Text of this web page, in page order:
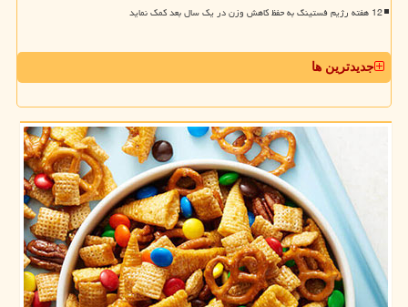
12 هفته رژیم فستینگ به حفظ کاهش وزن در یک سال بعد کمک نماید
جدیدترین ها